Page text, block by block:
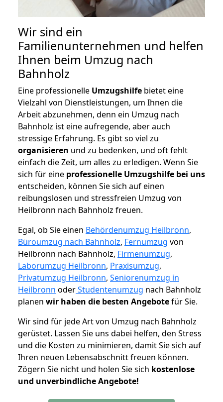
Wir sind ein
Familienunternehmen und helfen
Ihnen beim Umzug nach
Bahnholz
Eine professionelle Umzugshilfe bietet eine
Vielzahl von Dienstleistungen, um Ihnen die
Arbeit abzunehmen, denn ein Umzug nach
Bahnholz ist eine aufregende, aber auch
stressige Erfahrung. Es gibt so viel zu
organisieren und zu bedenken, und oft fehlt
einfach die Zeit, um alles zu erledigen. Wenn Sie
sich für eine professionelle Umzugshilfe bei uns
entscheiden, können Sie sich auf einen
reibungslosen und stressfreien Umzug von
Heilbronn nach Bahnholz freuen.
Egal, ob Sie einen Behördenumzug Heilbronn,
Büroumzug nach Bahnholz, Fernumzug von
Heilbronn nach Bahnholz, Firmenumzug,
Laborumzug Heilbronn, Praxisumzug,
Privatumzug Heilbronn, Seniorenumzug in
Heilbronn oderStudentenumzug nach Bahnholz
planen wir haben die besten Angebotefür Sie.
Wir sind für jede Art von Umzug nach Bahnholz
gerüstet. Lassen Sie uns dabei helfen, den Stress
und die Kosten zu minimieren, damit Sie sich auf
Ihren neuen Lebensabschnitt freuen können.
Zögern Sie nicht und holen Sie sich kostenlose
und unverbindliche Angebote!